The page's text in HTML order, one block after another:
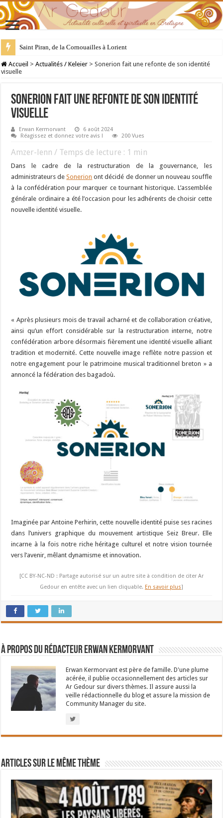
Saint Piran, de la Cornouailles à Lorient
28 juillet : Saint Samson de Dol, père de la Bretagne chrétienne
Accueil > Actualités / Keleier > Sonerion fait une refonte de son identité
visuelle
Sonerion fait une refonte de son identité
visuelle
Erwan Kermorvant
6 août 2024
Réagissez et donnez votre avis !
200 Vues
Amzer-lenn / Temps de lecture : 1 min
Dans le cadre de la restructuration de la gouvernance, les
administrateurs deSonerion ont décidé de donner un nouveau souffle
à la confédération pour marquer ce tournant historique. L’assemblée
générale ordinaire a été l’occasion pour les adhérents de choisir cette
nouvelle identité visuelle.
« Après plusieurs mois de travail acharné et de collaboration créative,
ainsi qu’un effort considérable sur la restructuration interne, notre
confédération arbore désormais fièrement une identité visuelle alliant
tradition et modernité. Cette nouvelle image reflète notre passion et
notre engagement pour le patrimoine musical traditionnel breton » a
annoncé la fédération des bagadoù.
Imaginée par Antoine Perhirin, cette nouvelle identité puise ses racines
dans l’univers graphique du mouvement artistique Seiz Breur. Elle
incarne à la fois notre riche héritage culturel et notre vision tournée
vers l’avenir, mêlant dynamisme et innovation.
[CC BY-NC-ND : Partage autorisé sur un autre site à condition de citer Ar
Gedour en entête avec un lien cliquable. En savoir plus]
À propos du rédacteur Erwan Kermorvant
Erwan Kermorvant est père de famille. D'une plume
acérée, il publie occasionnellement des articles sur
Ar Gedour sur divers thèmes. Il assure aussi la
veille rédactionnelle du blog et assure la mission de
Community Manager du site.
Articles sur le même thème